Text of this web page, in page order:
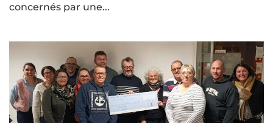
concernés par une...